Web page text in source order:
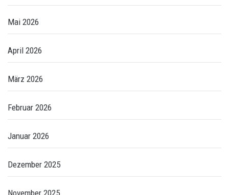
Mai 2026
April 2026
März 2026
Februar 2026
Januar 2026
Dezember 2025